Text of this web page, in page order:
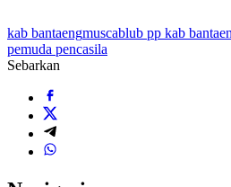
kab bantaengmuscablub pp kab
pemuda pencasila
Sebarkan